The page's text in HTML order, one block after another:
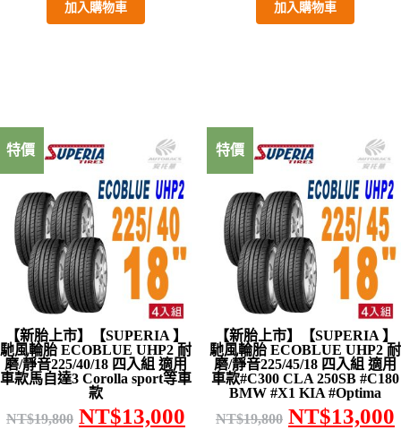
加入購物車 加入購物車
特價
【新胎上市】【SUPERIA 】
馳風輪胎 ECOBLUE UHP2 耐
磨/靜音225/40/18 四入組 適用
車款馬自達3 Corolla sport等車
款
NT$19,800 NT$13,000
特價
【新胎上市】【SUPERIA 】
馳風輪胎 ECOBLUE UHP2 耐
磨/靜音225/45/18 四入組 適用
車款#C300 CLA 250SB #C180
BMW #X1 KIA #Optima
NT$19,800 NT$13,000